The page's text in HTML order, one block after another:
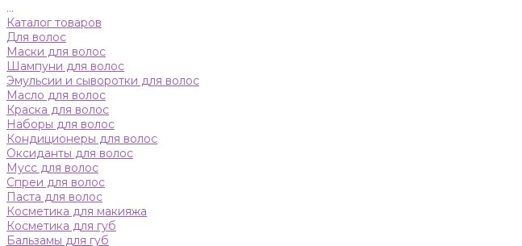
...
Каталог товаров
Для волос
Маски для волос
Шампуни для волос
Эмульсии и сыворотки для волос
Масло для волос
Краска для волос
Наборы для волос
Кондиционеры для волос
Оксиданты для волос
Мусс для волос
Спреи для волос
Паста для волос
Косметика для макияжа
Косметика для губ
Бальзамы для губ